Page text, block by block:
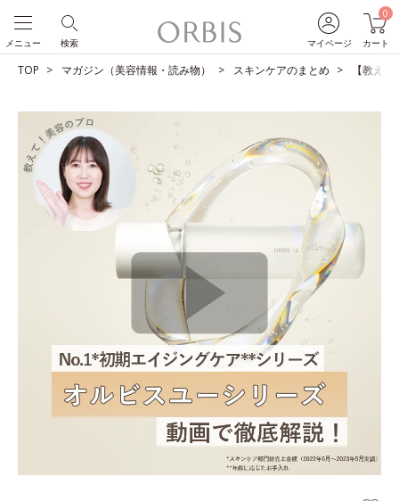
マイページ
0
カート
検索
メニュー
TOP マガジン（美容情報・読み物） スキンケアのまとめ 【教え